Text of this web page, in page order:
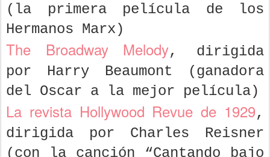
(la primera película de los
Hermanos Marx)
The Broadway Melody, dirigida
por Harry Beaumont (ganadora
del Oscar a la mejor película)
La revista Hollywood Revue de 1929,
dirigida por Charles Reisner
(con la canción “Cantando bajo